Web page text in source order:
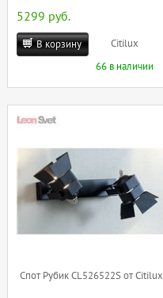
5299 руб.
В корзину
Citilux
66 в наличии
Спот Рубик CL526522S от Citilux